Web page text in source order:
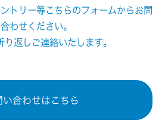
トリー等こちらのフォームからお問
わせください。
り返しご連絡いたします。
い合わせはこちら